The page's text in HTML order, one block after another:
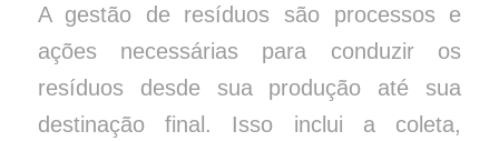
A gestão de resíduos são processos e
ações necessárias para conduzir os
resíduos desde sua produção até sua
destinação final. Isso inclui a coleta,